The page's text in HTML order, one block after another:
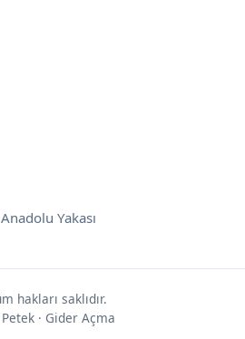
Yakası
hakları saklıdır.
Petek · Gider Açma